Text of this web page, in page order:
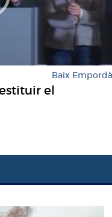
Baix Empordà
el